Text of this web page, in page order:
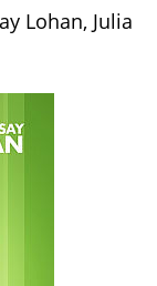
Lohan, Julia